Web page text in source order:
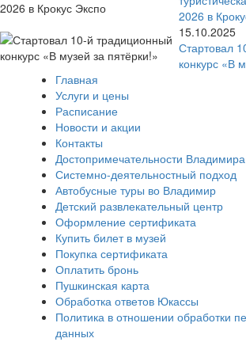
2026 в
15.10.2025
Стартовал
конкурс «В
Главная
Услуги и цены
Расписание
Новости и акции
Контакты
Достопримечательности Владимира
Системно-деятельностный подход
Автобусные туры во Владимир
Детский развлекательный центр
Оформление сертификата
Купить билет в музей
Покупка сертификата
Оплатить бронь
Пушкинская карта
Обработка ответов Юкассы
Политика в отношении обработки
данных